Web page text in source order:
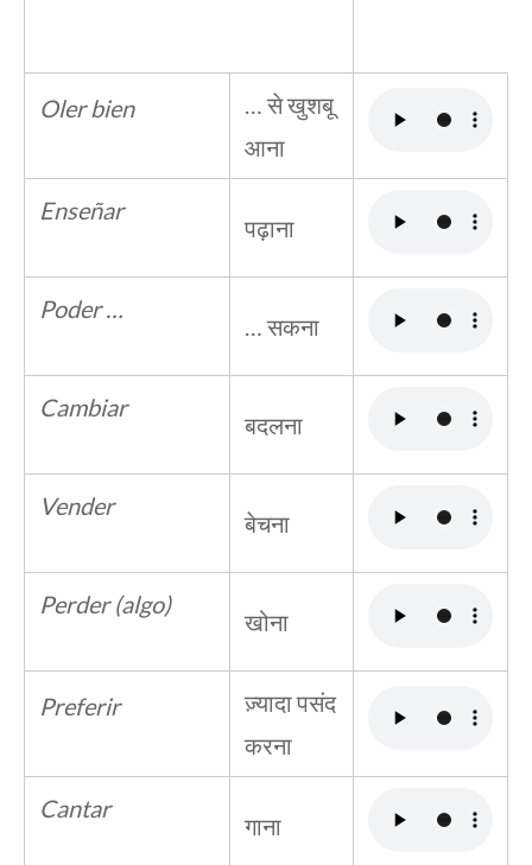
Oler bien
… से खुशबू
आना
Enseñar
पढ़ाना
Poder …
… सकना
Cambiar
बदलना
Vender
बेचना
Perder (algo)
खोना
Preferir
ज़्यादा पसंद
करना
Cantar
गाना